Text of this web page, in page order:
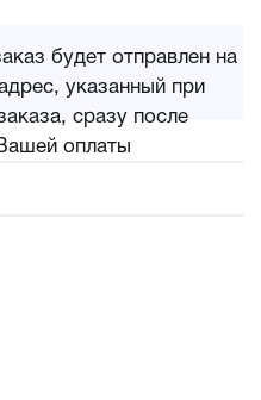
будет отправлен на
указанный при
сразу после
оплаты